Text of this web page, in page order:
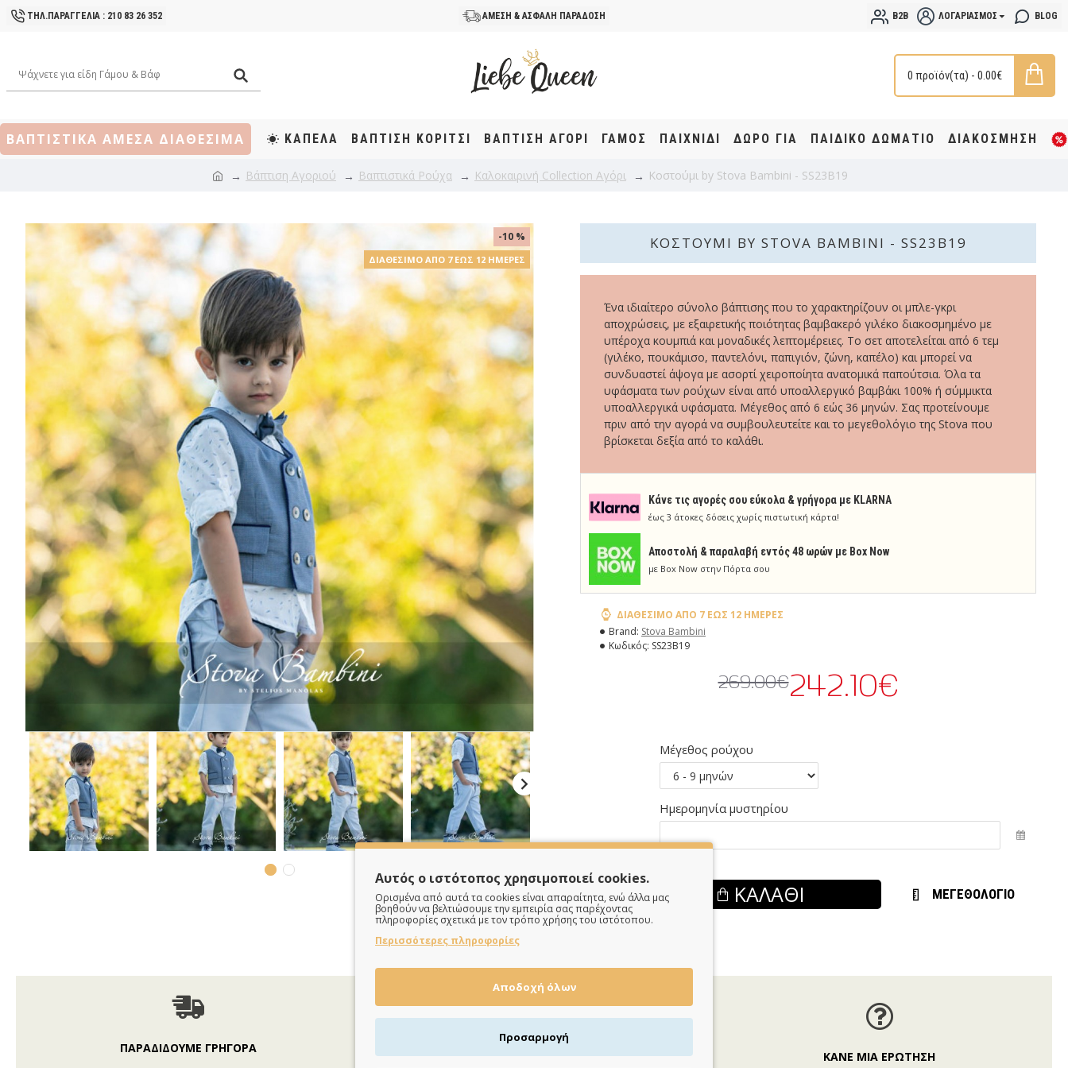
ΤΗΛ.ΠΑΡΑΓΓΕΛΙΑ : 210 83 26 352 ΑΜΕΣΗ & ΑΣΦΑΛΗ ΠΑΡΑΔΟΣΗ B2B ΛΟΓΑΡΙΑΣΜΌΣ BLOG
0 προϊόν(τα) - 0.00€
ΒΑΠΤΙΣΤΙΚΑ ΑΜΕΣΑ ΔΙΑΘΕΣΙΜΑ ΚΑΠΕΛΑ ΒΆΠΤΙΣΗ KOΡΊΤΣΙ ΒΆΠΤΙΣΗ ΑΓΌΡΙ ΓΑΜΟΣ ΠΑΙΧΝΙΔΙ ΔΩΡΟ ΓΙΑ ΠΑΙΔΙΚΟ ΔΩΜΑΤΙΟ ΔΙΑΚΟΣΜΗΣΗ
Βάπτιση Αγοριού Βαπτιστικά Ρούχα Καλοκαιρινή Collection Αγόρι Κοστούμι by Stova Bambini - SS23B19
-10 %
ΔΙΑΘΈΣΙΜΟ ΑΠΌ 7 ΈΩΣ 12 ΗΜΈΡΕΣ
ΚΟΣΤΟΎΜΙ BY STOVA BAMBINI - SS23B19
Κάνε τις αγορές σου εύκολα & γρήγορα με KLARNA
έως 3 άτοκες δόσεις χωρίς πιστωτική κάρτα!
Aποστολή & παραλαβή εντός 48 ωρών με Box Now
με Box Now στην Πόρτα σου
Ένα ιδιαίτερο σύνολο βάπτισης που το χαρακτηρίζουν οι μπλε-γκρι
αποχρώσεις, με εξαιρετικής ποιότητας βαμβακερό γιλέκο διακοσμημένο με
υπέροχα κουμπιά και μοναδικές λεπτομέρειες. Το σετ αποτελείται από 6 τεμ
(γιλέκο, πουκάμισο, παντελόνι, παπιγιόν, ζώνη, καπέλο) και μπορεί να
συνδυαστεί άψογα με ασορτί χειροποίητα ανατομικά παπούτσια. Όλα τα
υφάσματα των ρούχων είναι από υποαλλεργικό βαμβάκι 100% ή σύμμικτα
υποαλλεργικά υφάσματα. Μέγεθος από 6 εώς 36 μηνών. Σας προτείνουμε
πριν από την αγορά να συμβουλευτείτε και το μεγεθολόγιο της Stova που
βρίσκεται δεξία από το καλάθι.
ΔΙΑΘΈΣΙΜΟ ΑΠΌ 7 ΈΩΣ 12 ΗΜΈΡΕΣ
Brand: Stova Bambini
Κωδικός: SS23B19
242.10€
269.00€
Μέγεθος ρούχου
Ημερομηνία μυστηρίου
ΚΑΛΆΘΙ ΜΕΓΕΘΟΛΟΓΙΟ
ΠΑΡΑΔΙΔΟΥΜΕ ΓΡΗΓΟΡΑ
ΠΛΗΡΩΝΕΙΣ ΟΠΩΣ ΘΕΣ ΚΑΝΕ ΜΙΑ ΕΡΩΤΗΣΗ
Αυτός ο ιστότοπος χρησιμοποιεί cookies.
Ορισμένα από αυτά τα cookies είναι απαραίτητα, ενώ άλλα μας
βοηθούν να βελτιώσουμε την εμπειρία σας παρέχοντας
πληροφορίες σχετικά με τον τρόπο χρήσης του ιστότοπου.
Περισσότερες πληροφορίες
Αποδοχή όλων
Προσαρμογή